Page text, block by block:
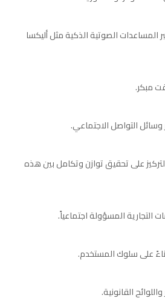
المساعدات الصوتية الذكية مثل أليكسا
مبكر.
التواصل الاجتماعي.
على تحقيق توازن وتكامل بين هذه
التجارية المسؤولة اجتماعياً.
على سلوك المستخدم.
القانونية.